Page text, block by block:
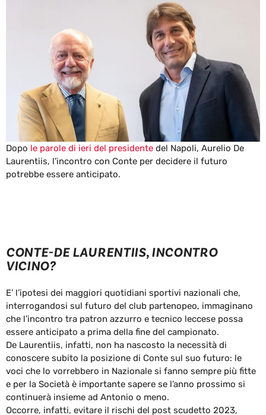
Dopo le parole di ieri del presidente del Napoli, Aurelio De
Laurentiis, l’incontro con Conte per decidere il futuro
potrebbe essere anticipato.
CONTE-DE LAURENTIIS, INCONTRO
VICINO?
E’ l’ipotesi dei maggiori quotidiani sportivi nazionali che,
interrogandosi sul futuro del club partenopeo, immaginano
che l’incontro tra patron azzurro e tecnico leccese possa
essere anticipato a prima della fine del campionato.
De Laurentiis, infatti, non ha nascosto la necessità di
conoscere subito la posizione di Conte sul suo futuro: le
voci che lo vorrebbero in Nazionale si fanno sempre più fitte
e per la Società è importante sapere se l’anno prossimo si
continuerà insieme ad Antonio o meno.
Occorre, infatti, evitare il rischi del post scudetto 2023,